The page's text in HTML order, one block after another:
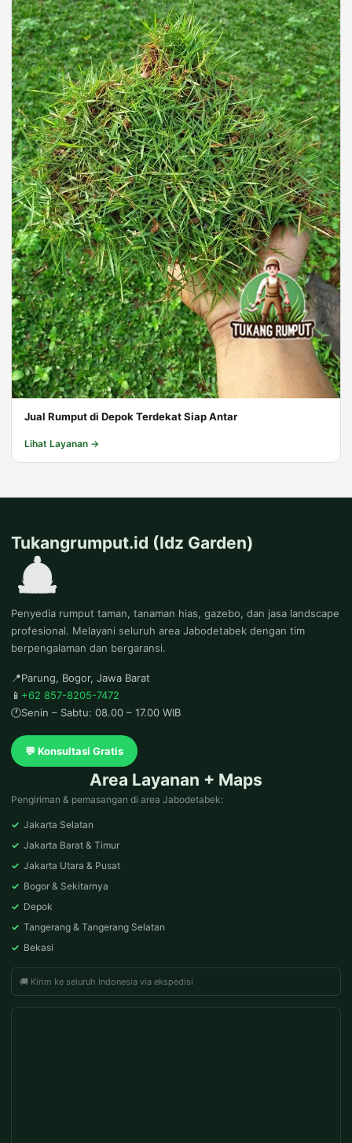
Jual Rumput di Depok Terdekat Siap Antar
Lihat Layanan →
Tukangrumput.id (Idz Garden)
Penyedia rumput taman, tanaman hias, gazebo, dan jasa landscape
profesional. Melayani seluruh area Jabodetabek dengan tim
berpengalaman dan bergaransi.
📍Parung, Bogor, Jawa Barat
📱 +62 857-8205-7472
🕐Senin – Sabtu: 08.00 – 17.00 WIB
💬 Konsultasi Gratis
Area Layanan + Maps
Pengiriman & pemasangan di area Jabodetabek:
✓ Jakarta Selatan
✓ Jakarta Barat & Timur
✓ Jakarta Utara & Pusat
✓ Bogor & Sekitarnya
✓ Depok
✓ Tangerang & Tangerang Selatan
✓ Bekasi
🚚 Kirim ke seluruh Indonesia via ekspedisi